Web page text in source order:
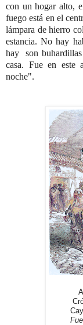
con un hogar alto,
fuego está en el
lámpara de hierro
estancia. No hay
hay son buhardillas
casa. Fue en este
noche".